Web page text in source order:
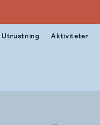
Utrustning Aktiviteter